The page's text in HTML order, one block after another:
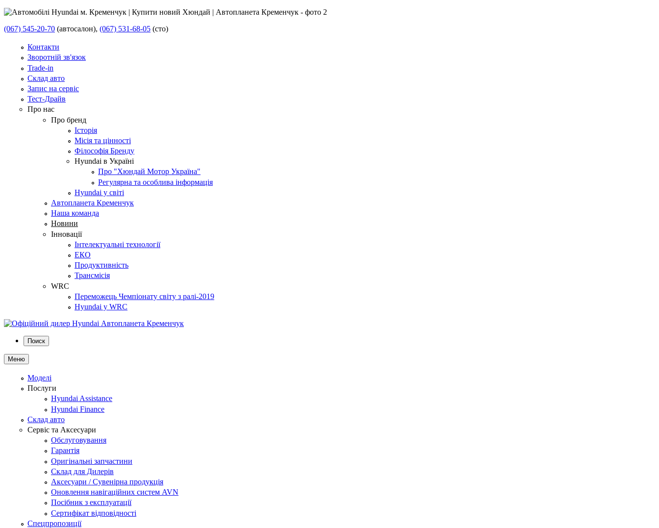
(067) 545-20-70 (автосалон), (067) 531-68-05 (сто)
Контакти
Зворотній зв'язок
Trade-in
Склад авто
Запис на сервіс
Тест-Драйв
Про нас
Про бренд
Історія
Місія та цінності
Філософія Бренду
Hyundai в Україні
Про "Хюндай Мотор Україна"
Регулярна та особлива інформація
Hyundai у світі
Автопланета Кременчук
Наша команда
Новини
Інновації
Інтелектуальні технології
ЕКО
Продуктивність
Трансмісія
WRC
Переможець Чемпіонату світу з ралі-2019
Hyundai у WRC
Поиск
Меню
Моделі
Послуги
Hyundai Assistance
Hyundai Finance
Склад авто
Сервіс та Аксесуари
Обслуговування
Гарантія
Оригінальні запчастини
Склад для Дилерів
Аксесуари / Сувенірна продукція
Оновлення навігаційних систем AVN
Посібник з експлуатації
Сертифікат відповідності
Спецпропозиції